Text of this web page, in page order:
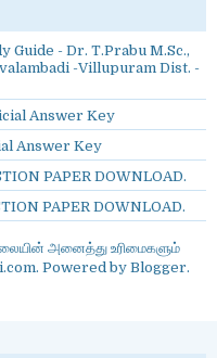
Guide - Dr. T.Prabu M.Sc.,
-Villupuram Dist. -
Answer Key
Answer Key
PAPER DOWNLOAD.
PAPER DOWNLOAD.
அனைத்து உரிமைகளும்
Powered by Blogger.